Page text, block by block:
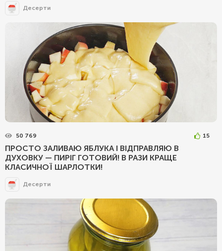
Десерти
50 769 15
ПРОСТО ЗАЛИВАЮ ЯБЛУКА І ВІДПРАВЛЯЮ В
ДУХОВКУ — ПИРІГ ГОТОВИЙ! В РАЗИ КРАЩЕ
КЛАСИЧНОЇ ШАРЛОТКИ!
Десерти